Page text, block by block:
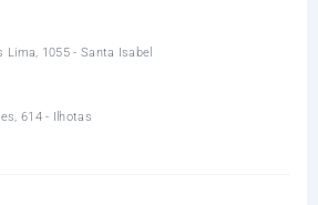
Lima, 1055 - Santa Isabel
614 - Ilhotas